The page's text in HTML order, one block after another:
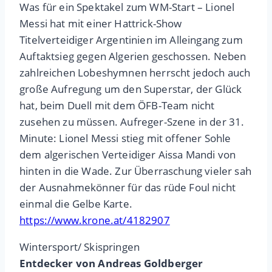
Was für ein Spektakel zum WM-Start – Lionel
Messi hat mit einer Hattrick-Show
Titelverteidiger Argentinien im Alleingang zum
Auftaktsieg gegen Algerien geschossen. Neben
zahlreichen Lobeshymnen herrscht jedoch auch
große Aufregung um den Superstar, der Glück
hat, beim Duell mit dem ÖFB-Team nicht
zusehen zu müssen. Aufreger-Szene in der 31.
Minute: Lionel Messi stieg mit offener Sohle
dem algerischen Verteidiger Aissa Mandi von
hinten in die Wade. Zur Überraschung vieler sah
der Ausnahmekönner für das rüde Foul nicht
einmal die Gelbe Karte.
https://www.krone.at/4182907
Wintersport/ Skispringen
Entdecker von Andreas Goldberger